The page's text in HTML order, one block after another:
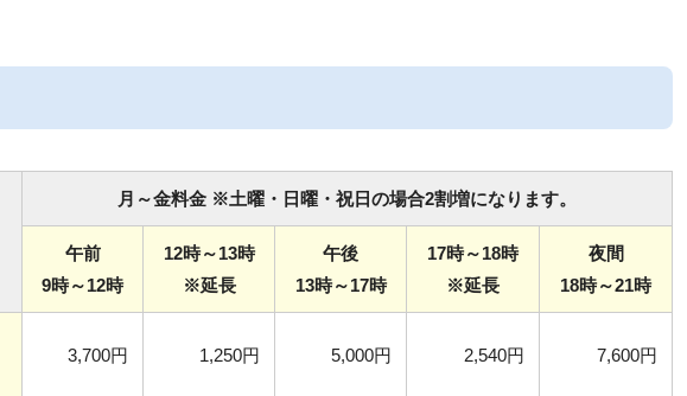
月～金料金 ※土曜・日曜・祝日の場合2割増になります。
午前
9時～12時
12時～13時
※延長
午後
13時～17時
17時～18時
※延長
夜間
18時～21時
3,700円 1,250円 5,000円 2,540円 7,600円